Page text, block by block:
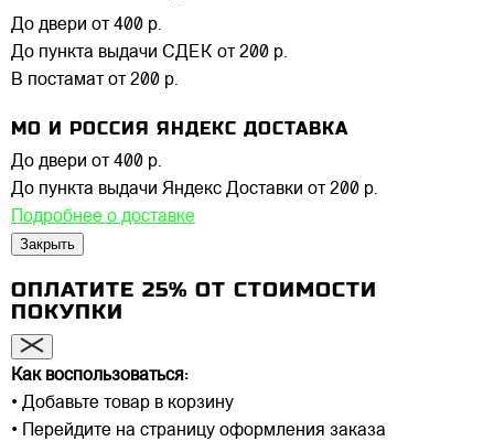
До двери от 400 р.
До пункта выдачи СДЕК от 200 р.
В постамат от 200 р.
МО И РОССИЯ ЯНДЕКС ДОСТАВКА
До двери от 400 р.
До пункта выдачи Яндекс Доставки от 200 р.
Подробнее о доставке
Закрыть
ОПЛАТИТЕ 25% ОТ СТОИМОСТИ
ПОКУПКИ
Как воспользоваться:
• Добавьте товар в корзину
• Перейдите на страницу оформления заказа